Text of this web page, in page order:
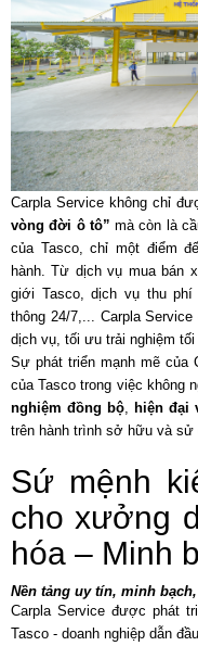
Carpla Service không chỉ
vòng đời ô tô” mà còn là
của Tasco, chỉ một điểm
hành. Từ dịch vụ mua bán
giới Tasco, dịch vụ thu
thông 24/7,... Carpla
dịch vụ, tối ưu trải nghiệm tối
Sự phát triển mạnh mẽ của
của Tasco trong việc không
nghiệm đồng bộ, hiện đại
trên hành trình sở hữu và sử
Sứ mệnh
cho xưởng
hóa – Minh
Nền tảng uy tín, minh
Carpla Service được phát
Tasco - doanh nghiệp dẫn